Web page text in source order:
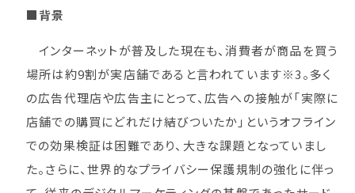
■背景
インターネットが普及した現在も、消費者が商品を買う
場所は約9割が実店舗であると言われています※3。多く
の広告代理店や広告主にとって、広告への接触が「実際に
店舗での購買にどれだけ結びついたか」というオフライン
での効果検証は困難であり、大きな課題となっていまし
た。さらに、世界的なプライバシー保護規制の強化に伴っ